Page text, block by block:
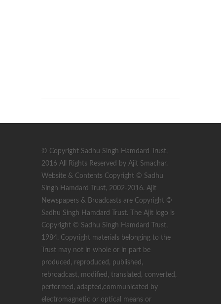
© Copyright Sadhu Singh Hamdard Trust,
2016 All Rights Reserved by Ajit Smachar.
Website & Contents Copyright © Sadhu
Singh Hamdard Trust, 2002-2016. Ajit
Newspapers & Broadcasts are Copyright ©
Sadhu Singh Hamdard Trust. The Ajit logo is
Copyright © Sadhu Singh Hamdard Trust,
1984. Copyright materials belonging to the
Trust may not in whole or in part be
produced, reproduced, published,
rebroadcast, modified, translated, converted,
performed, adapted,communicated by
electromagnetic or optical means or